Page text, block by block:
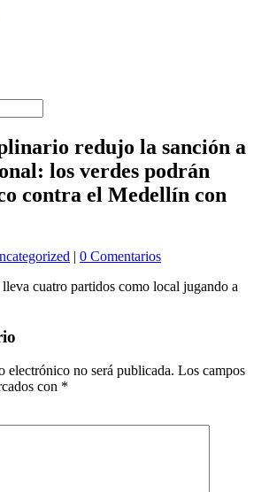
redujo la sanción a
los verdes podrán
contra el Medellín con
| 0 Comentarios
cuatro partidos como local jugando a
electrónico no será publicada. Los campos
con *